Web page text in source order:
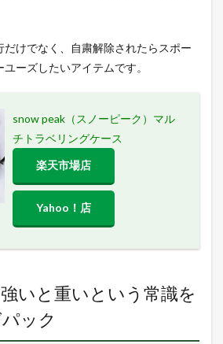
だけでなく、自粛解除されたらスポー
ーズしたいアイテムです。
snow peak（スノーピーク）マル
チトラベリングケース
楽天市場店
Yahoo！店
いと重いという常識を
ック